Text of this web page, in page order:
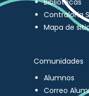
Bibliotecas
Contraloría
Mapa de
Comunidades
Alumnos
Correo